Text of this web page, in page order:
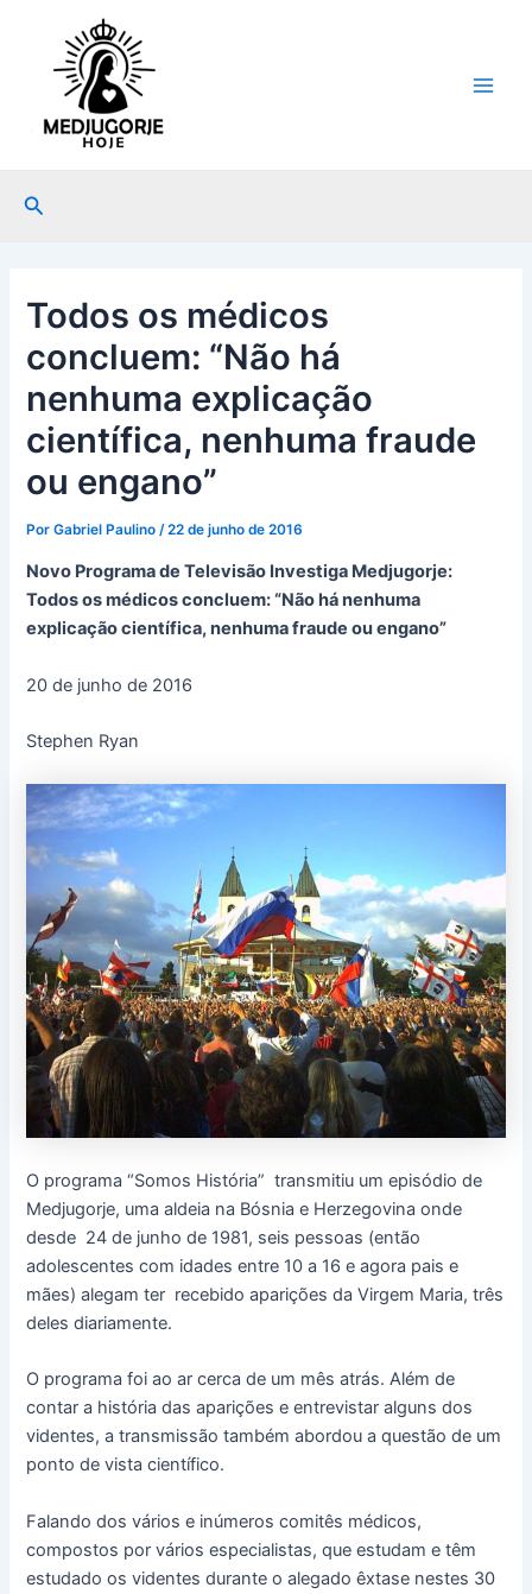
conteúdo
Pesquisar
Todos os médicos
concluem: “Não há
nenhuma explicação
científica, nenhuma fraude
ou engano”
PorGabriel Paulino/22 de junho de 2016
Novo Programa de Televisão Investiga Medjugorje:
Todos os médicos concluem: “Não há nenhuma
explicação científica, nenhuma fraude ou engano”
20 de junho de 2016
Stephen Ryan
O programa “Somos História” transmitiu um episódio de
Medjugorje, uma aldeia na Bósnia e Herzegovina onde
desde 24 de junho de 1981, seis pessoas (então
adolescentes com idades entre 10 a 16 e agora pais e
mães) alegam ter recebido aparições da Virgem Maria, três
deles diariamente.
O programa foi ao ar cerca de um mês atrás. Além de
contar a história das aparições e entrevistar alguns dos
videntes, a transmissão também abordou a questão de um
ponto de vista científico.
Falando dos vários e inúmeros comitês médicos,
compostos por vários especialistas, que estudam e têm
estudado os videntes durante o alegado êxtase nestes 30
navigation